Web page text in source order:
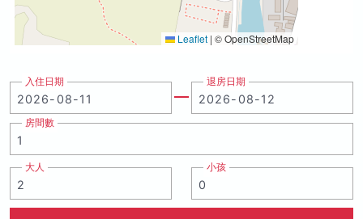
Leaflet | © OpenStreetMap
入住日期 退房日期
房間數
大人 小孩